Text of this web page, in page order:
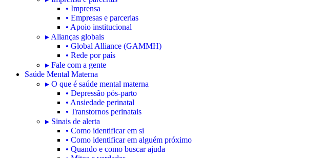
• Imprensa
• Empresas e parcerias
• Apoio institucional
▸ Alianças globais
• Global Alliance (GAMMH)
• Rede por país
▸ Fale com a gente
Saúde Mental Materna
▸ O que é saúde mental materna
• Depressão pós-parto
• Ansiedade perinatal
• Transtornos perinatais
▸ Sinais de alerta
• Como identificar em si
• Como identificar em alguém próximo
• Quando e como buscar ajuda